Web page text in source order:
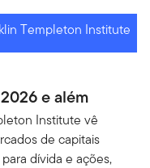
e além
Institute vê
de capitais
dívida e ações,